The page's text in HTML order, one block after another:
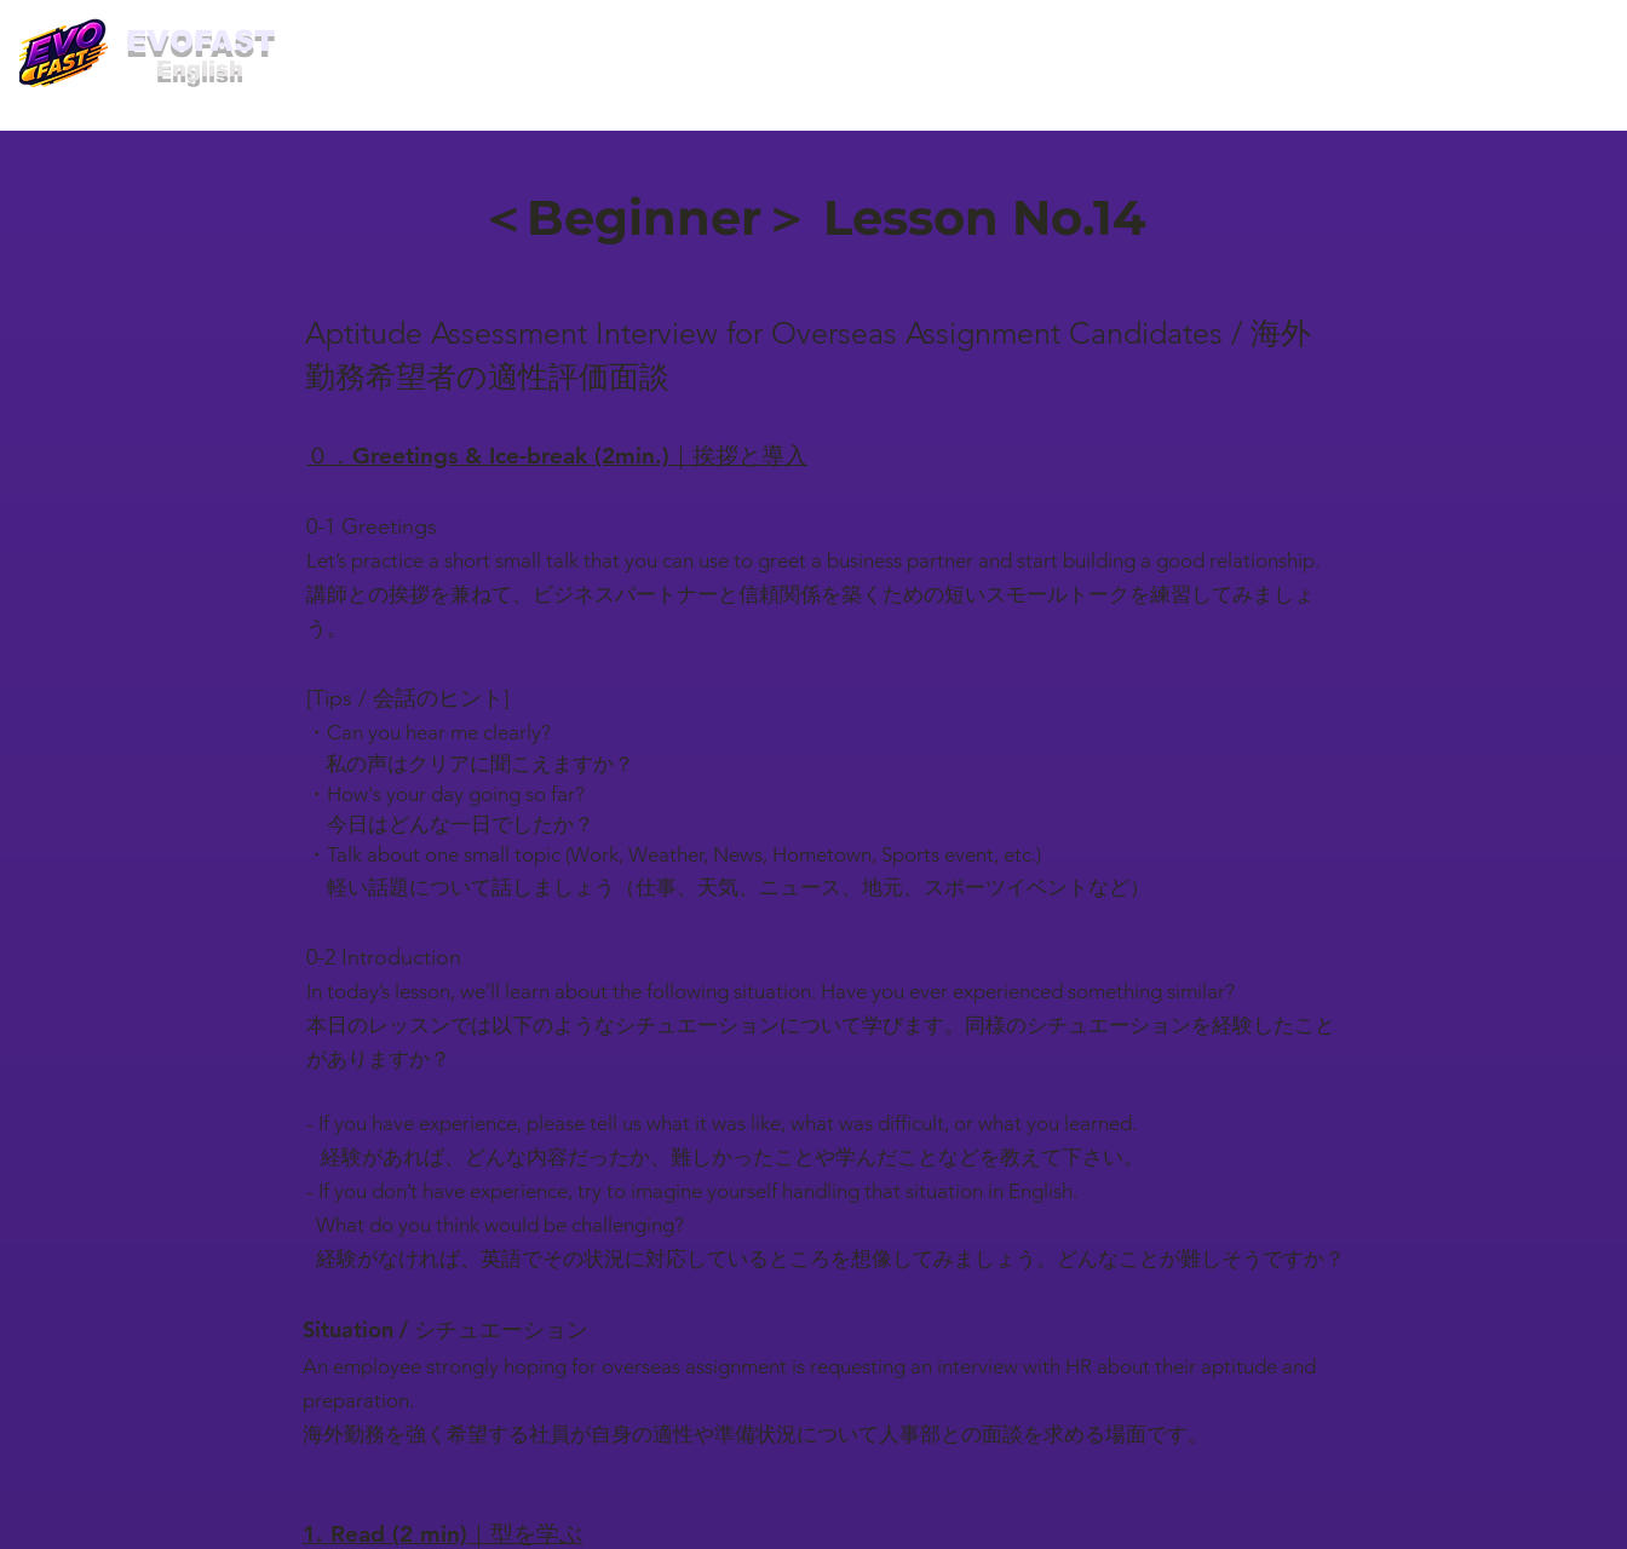
​EVOFAST
English
＜Beginner＞ Lesson No.14
Aptitude Assessment Interview for Overseas Assignment Candidates / 海外
勤務希望者の適性評価面談
０．Greetings & Ice-break (2min.)｜挨拶と導入
0-1 Greetings
Let’s practice a short small talk that you can use to greet a business partner and start building a good relationship.
講師との挨拶を兼ねて、ビジネスパートナーと信頼関係を築くための短いスモールトークを練習してみましょ
う。
[Tips / 会話のヒント]
・Can you hear me clearly?
私の声はクリアに聞こえますか？
・How's your day going so far?
今日はどんな一日でしたか？
・Talk about one small topic (Work, Weather, News, Hometown, Sports event, etc.)
軽い話題について話しましょう（仕事、天気、ニュース、地元、スポーツイベントなど）
0-2 Introduction​
In today’s lesson, we’ll learn about the following situation. Have you ever experienced something similar?
本日のレッスンでは以下のようなシチュエーションについて学びます。同様のシチュエーションを経験したこと
がありますか？​
- If you have experience, please tell us what it was like, what was difficult, or what you learned.
経験があれば、どんな内容だったか、難しかったことや学んだことなどを教えて下さい。
- If you don’t have experience, try to imagine yourself handling that situation in English.
What do you think would be challenging?
経験がなければ、英語でその状況に対応しているところを想像してみましょう。どんなことが難しそうですか？
Situation / シチュエーション
An employee strongly hoping for overseas assignment is requesting an interview with HR about their aptitude and
preparation.
海外勤務を強く希望する社員が自身の適性や準備状況について人事部との面談を求める場面です。
1. Read (2 min)｜型を学ぶ